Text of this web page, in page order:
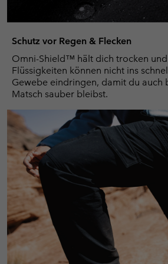
Schutz vor Regen & Flecken
Omni-Shield™ hält dich trocken
Flüssigkeiten können nicht ins
Gewebe eindringen, damit du auch
Matsch sauber bleibst.